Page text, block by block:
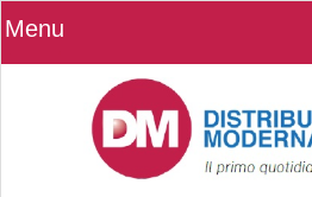
Menu